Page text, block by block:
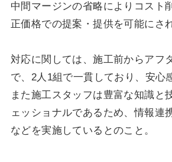
中間マージンの省略によりコスト
正価格での提案・提供を可能にさ
対応に関しては、施工前からアフ
で、2人1組で一貫しており、安心
また施工スタッフは豊富な知識と
ェッショナルであるため、情報連
などを実施しているとのこと。